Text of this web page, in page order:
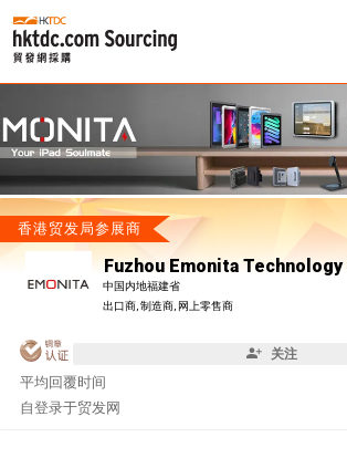
香港贸发局参展商
Fuzhou Emonita
中国内地福建省
出口商, 制造商, 网上零售商
关注
平均回覆时间
自登录于贸发网